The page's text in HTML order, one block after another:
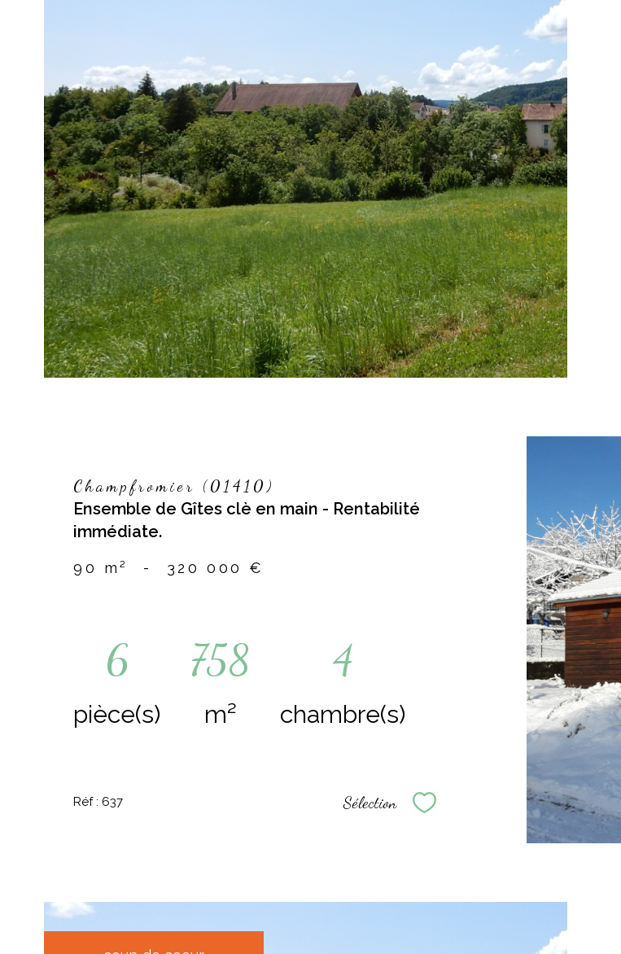
voir le
bien
Champfromier (01410)
Ensemble de Gîtes clè en main - Rentabilité
immédiate.
90 m² - 320 000 €
6
pièce(s)
758
m²
4
chambre(s)
Réf : 637 Sélection Sélectionner